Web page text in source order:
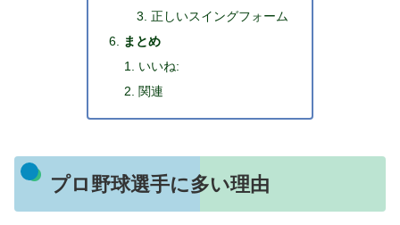
正しいスイングフォーム
まとめ
いいね:
関連
プロ野球選手に多い理由